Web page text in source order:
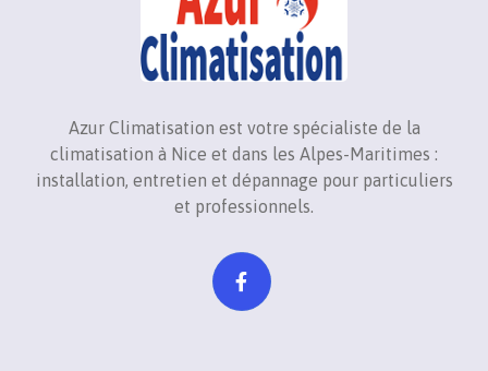
Azur Climatisation est votre spécialiste de la
climatisation à Nice et dans les Alpes-Maritimes :
installation, entretien et dépannage pour particuliers
et professionnels.